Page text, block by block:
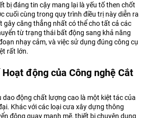
bị đáng tin cậy mang lại là yếu tố then chốt
cuối cùng trong quy trình điều trị này diễn ra
gây căng thẳng nhất có thể cho tất cả các
từ trạng thái bất động sang khả năng
nhạy cảm, và việc sử dụng đúng công cụ
rất lớn.
động của Công nghệ Cắt
dao động chất lượng cao là một kiệt tác của
Khác với các loại cưa xây dựng thông
động quay mạnh mẽ, thiết bị chuyên dụng